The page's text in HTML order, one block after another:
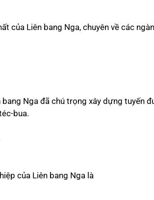
của Liên bang Nga, chuyên về các
Nga đã chú trọng xây dựng tuyến
bua.
của Liên bang Nga là